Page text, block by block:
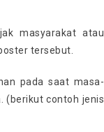
masyarakat atau
tersebut.
pada saat masa-
(berikut contoh jenis